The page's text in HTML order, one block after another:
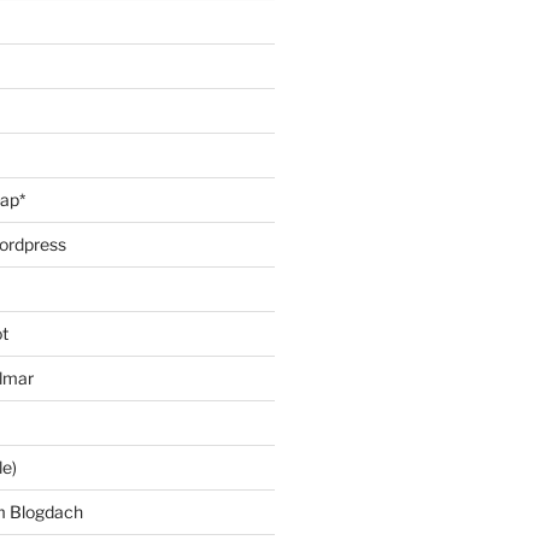
Blogdach